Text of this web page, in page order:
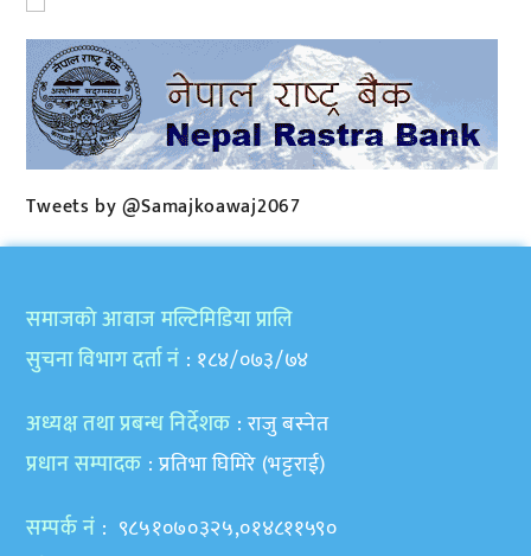
Tweets by @Samajkoawaj2067
समाजकाे आवाज मल्टिमिडिया प्रालि
सुचना विभाग दर्ता नं : १८४/०७३/७४
अध्यक्ष तथा प्रबन्ध निर्देशक : राजु बस्नेत
प्रधान सम्पादक : प्रतिभा घिमिरे (भट्टराई)
सम्पर्क नं : ९८५१०७०३२५,०१४८११५९०